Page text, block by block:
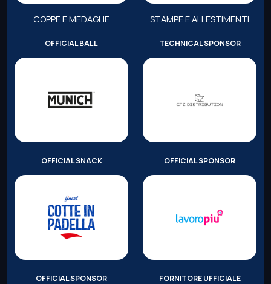
COPPE E MEDAGLIE STAMPE E ALLESTIMENTI
OFFICIAL BALL TECHNICAL SPONSOR
OFFICIAL SNACK OFFICIAL SPONSOR
OFFICIAL SPONSOR FORNITORE UFFICIALE